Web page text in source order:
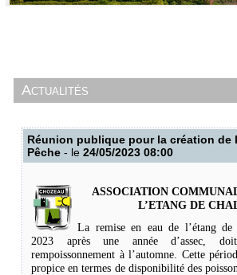
Actualités
Réunion publique pour la création de
Pêche - le 24/05/2023 08:00
ASSOCIATION
L’ETANG DE
La remise en eau de l’étang
2023 après une année d’assec,
rempoissonnement à l’automne. Cette
propice en termes de disponibilité des